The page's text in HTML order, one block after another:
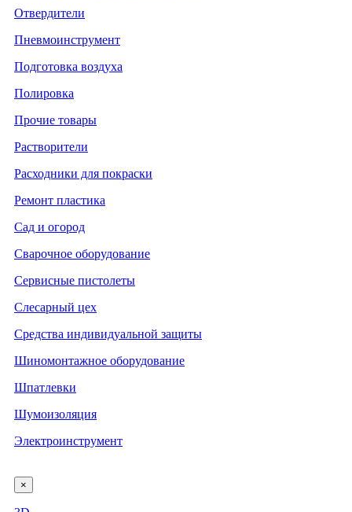
Отвердители
Пневмоинструмент
Подготовка воздуха
Полировка
Прочие товары
Растворители
Расходники для покраски
Ремонт пластика
Сад и огород
Сварочное оборудование
Сервисные пистолеты
Слесарный цех
Средства индивидуальной защиты
Шиномонтажное оборудование
Шпатлевки
Шумоизоляция
Электроинструмент
×